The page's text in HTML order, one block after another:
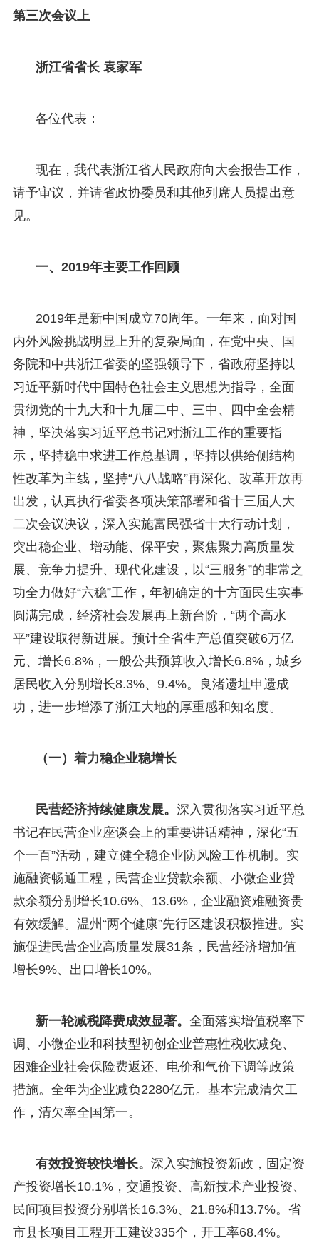
第三次会议上
浙江省省长 袁家军
各位代表：
现在，我代表浙江省人民政府向大会报告工作，
请予审议，并请省政协委员和其他列席人员提出意
见。
一、2019年主要工作回顾
2019年是新中国成立70周年。一年来，面对国
内外风险挑战明显上升的复杂局面，在党中央、国
务院和中共浙江省委的坚强领导下，省政府坚持以
习近平新时代中国特色社会主义思想为指导，全面
贯彻党的十九大和十九届二中、三中、四中全会精
神，坚决落实习近平总书记对浙江工作的重要指
示，坚持稳中求进工作总基调，坚持以供给侧结构
性改革为主线，坚持“八八战略”再深化、改革开放再
出发，认真执行省委各项决策部署和省十三届人大
二次会议决议，深入实施富民强省十大行动计划，
突出稳企业、增动能、保平安，聚焦聚力高质量发
展、竞争力提升、现代化建设，以“三服务”的非常之
功全力做好“六稳”工作，年初确定的十方面民生实事
圆满完成，经济社会发展再上新台阶，“两个高水
平”建设取得新进展。预计全省生产总值突破6万亿
元、增长6.8%，一般公共预算收入增长6.8%，城乡
居民收入分别增长8.3%、9.4%。良渚遗址申遗成
功，进一步增添了浙江大地的厚重感和知名度。
（一）着力稳企业稳增长
民营经济持续健康发展。 深入贯彻落实习近平总
书记在民营企业座谈会上的重要讲话精神，深化“五
个一百”活动，建立健全稳企业防风险工作机制。实
施融资畅通工程，民营企业贷款余额、小微企业贷
款余额分别增长10.6%、13.6%，企业融资难融资贵
有效缓解。温州“两个健康”先行区建设积极推进。实
施促进民营企业高质量发展31条，民营经济增加值
增长9%、出口增长10%。
新一轮减税降费成效显著。 全面落实增值税率下
调、小微企业和科技型初创企业普惠性税收减免、
困难企业社会保险费返还、电价和气价下调等政策
措施。全年为企业减负2280亿元。基本完成清欠工
作，清欠率全国第一。
有效投资较快增长。 深入实施投资新政，固定资
产投资增长10.1%，交通投资、高新技术产业投资、
民间项目投资分别增长16.3%、21.8%和13.7%。省
市县长项目工程开工建设335个，开工率68.4%。